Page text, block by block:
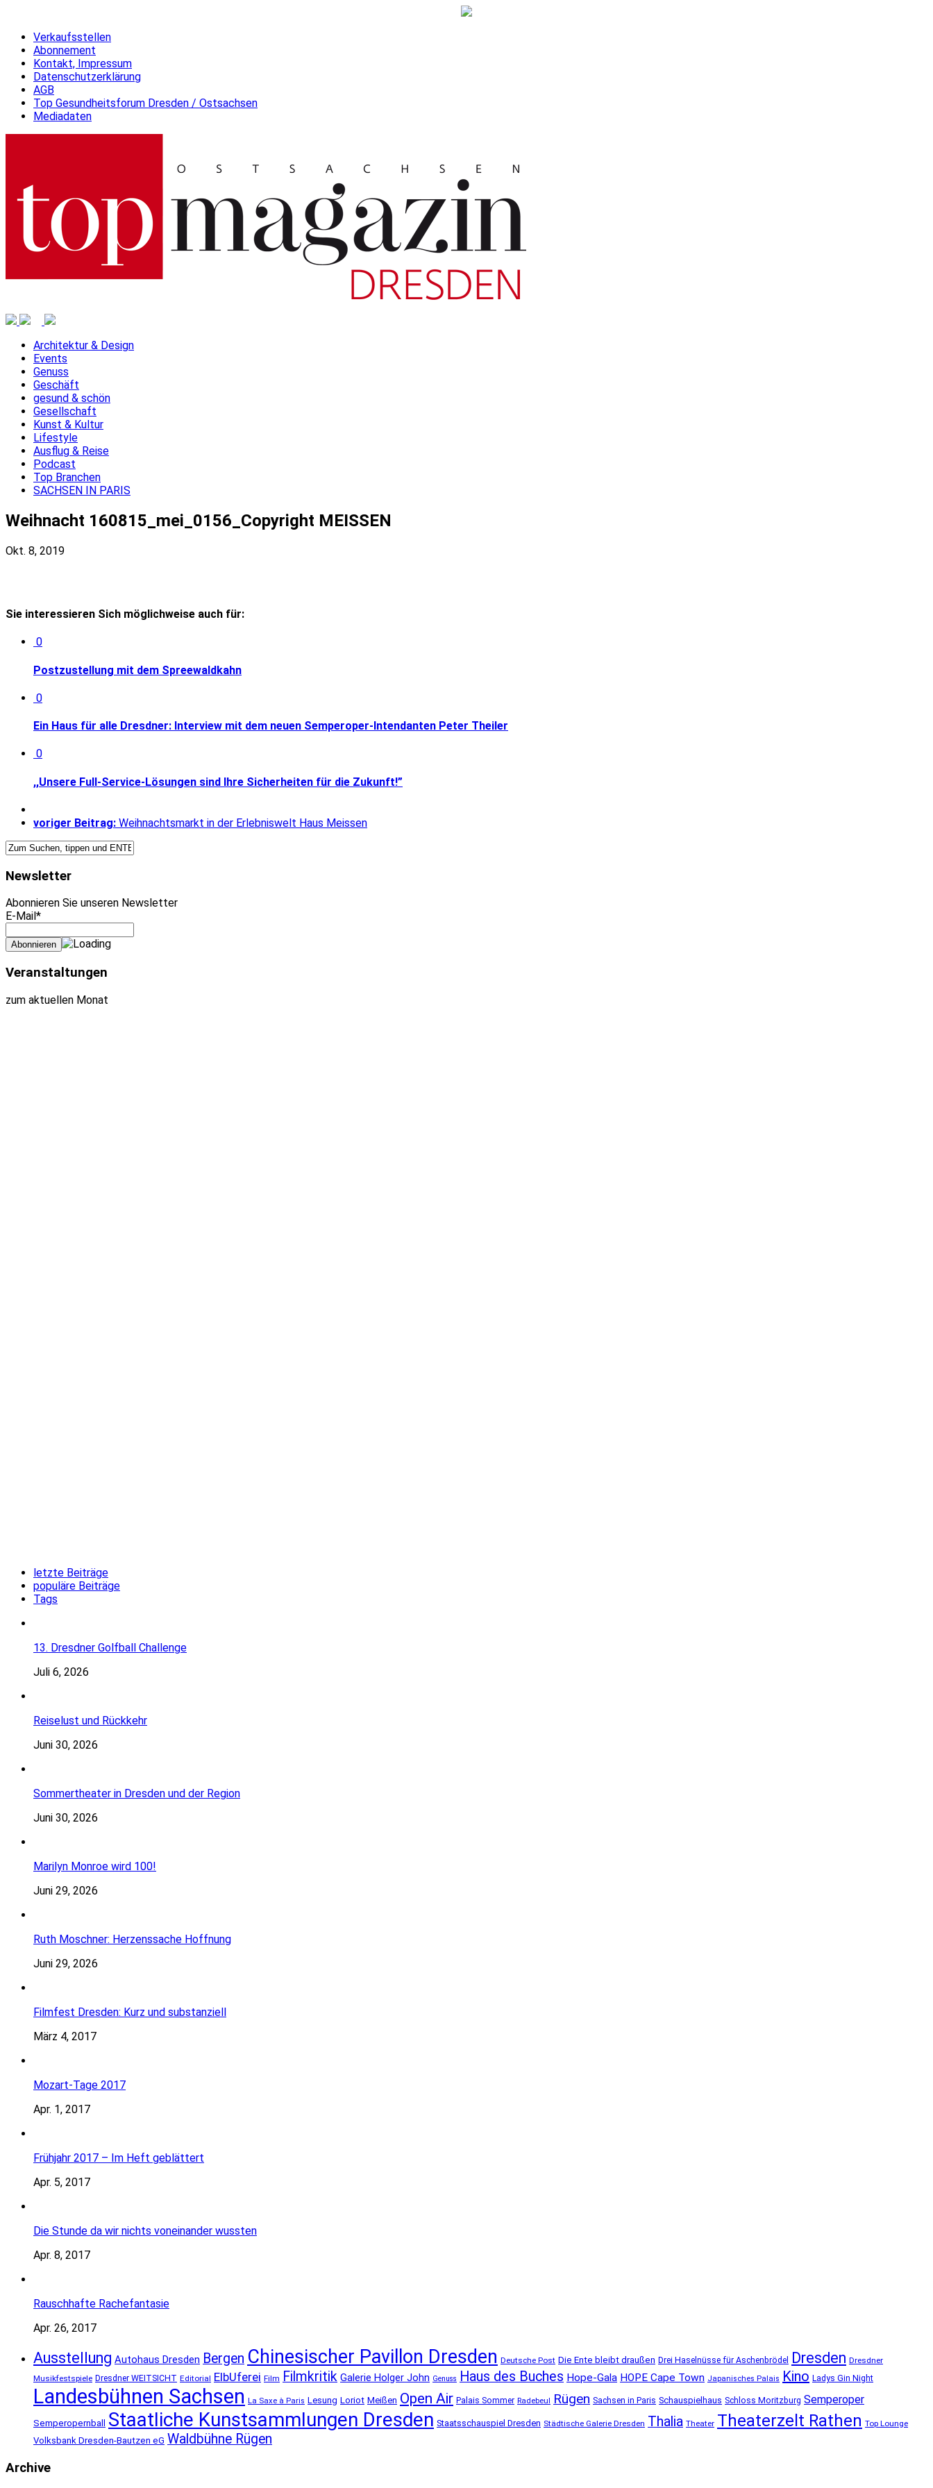
Verkaufsstellen
Abonnement
Kontakt, Impressum
Datenschutzerklärung
AGB
Top Gesundheitsforum Dresden / Ostsachsen
Mediadaten
Architektur & Design
Events
Genuss
Geschäft
gesund & schön
Gesellschaft
Kunst & Kultur
Lifestyle
Ausflug & Reise
Podcast
Top Branchen
SACHSEN IN PARIS
Weihnacht 160815_mei_0156_Copyright MEISSEN
Okt. 8, 2019
Sie interessieren Sich möglichweise auch für:
0
Postzustellung mit dem Spreewaldkahn
0
Ein Haus für alle Dresdner: Interview mit dem neuen Semperoper-Intendanten Peter Theiler
0
,,Unsere Full-Service-Lösungen sind Ihre Sicherheiten für die Zukunft!”
voriger Beitrag: Weihnachtsmarkt in der Erlebniswelt Haus Meissen
Newsletter
Abonnieren Sie unseren Newsletter
E-Mail*
Veranstaltungen
zum aktuellen Monat
letzte Beiträge
populäre Beiträge
Tags
13. Dresdner Golfball Challenge
Juli 6, 2026
Reiselust und Rückkehr
Juni 30, 2026
Sommertheater in Dresden und der Region
Juni 30, 2026
Marilyn Monroe wird 100!
Juni 29, 2026
Ruth Moschner: Herzenssache Hoffnung
Juni 29, 2026
Filmfest Dresden: Kurz und substanziell
März 4, 2017
Mozart-Tage 2017
Apr. 1, 2017
Frühjahr 2017 – Im Heft geblättert
Apr. 5, 2017
Die Stunde da wir nichts voneinander wussten
Apr. 8, 2017
Rauschhafte Rachefantasie
Apr. 26, 2017
Ausstellung Autohaus Dresden Bergen Chinesischer Pavillon Dresden Deutsche Post Die Ente bleibt draußen Drei Haselnüsse für Aschenbrödel Dresden Dresdner
Musikfestspiele Dresdner WEITSICHT Editorial ElbUferei Film Filmkritik Galerie Holger John Genuss Haus des Buches Hope-Gala HOPE Cape Town Japanisches Palais Kino Ladys Gin Night
Landesbühnen Sachsen La Saxe à Paris Lesung Loriot Meißen Open Air Palais Sommer Radebeul Rügen Sachsen in Paris Schauspielhaus Schloss Moritzburg Semperoper
Semperopernball Staatliche Kunstsammlungen Dresden Staatsschauspiel Dresden Städtische Galerie Dresden Thalia Theater Theaterzelt Rathen Top Lounge
Volksbank Dresden-Bautzen eG Waldbühne Rügen
Archive